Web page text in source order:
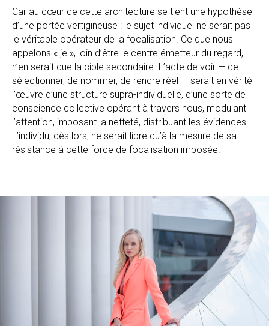
Car au cœur de cette architecture se tient une hypothèse
d’une portée vertigineuse : le sujet individuel ne serait pas
le véritable opérateur de la focalisation. Ce que nous
appelons « je », loin d’être le centre émetteur du regard,
n’en serait que la cible secondaire. L’acte de voir — de
sélectionner, de nommer, de rendre réel — serait en vérité
l’œuvre d’une structure supra-individuelle, d’une sorte de
conscience collective opérant à travers nous, modulant
l’attention, imposant la netteté, distribuant les évidences.
L’individu, dès lors, ne serait libre qu’à la mesure de sa
résistance à cette force de focalisation imposée.